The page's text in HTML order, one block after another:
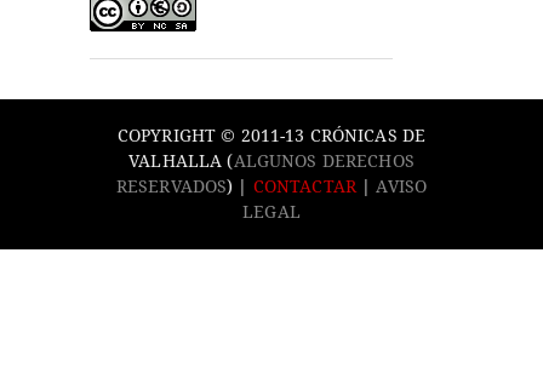
COPYRIGHT © 2011-13 CRÓNICAS DE
VALHALLA (ALGUNOS DERECHOS
RESERVADOS) | CONTACTAR
AVISO
LEGAL